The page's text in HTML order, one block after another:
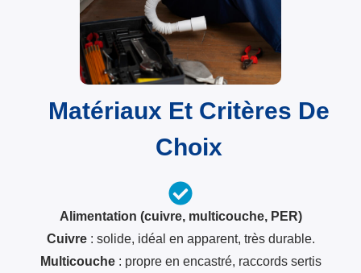
Matériaux Et Critères De
Choix
Alimentation (cuivre, multicouche, PER)
Cuivre: solide, idéal en apparent, très durable.
Multicouche: propre en encastré, raccords sertis